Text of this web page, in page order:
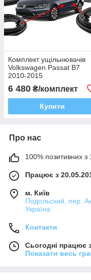
Комплект ущільнювачів
Volkswagen Passat B7
2010-2015
6 480 ₴/комплект
Купити
Про нас
100% позитивних з
Працює з
м. Київ
Подольский, пер.
Україна
Контакти
Сьогодні працює
Показати весь